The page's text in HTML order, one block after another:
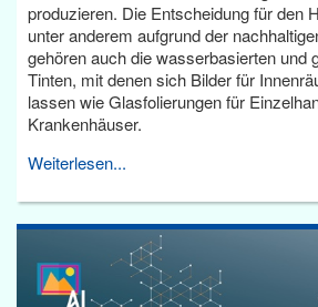
produzieren. Die Entscheidung für den
unter anderem aufgrund der
gehören auch die wasserbasierten und
Tinten, mit denen sich Bilder für
lassen wie Glasfolierungen für
Krankenhäuser.
Weiterlesen...